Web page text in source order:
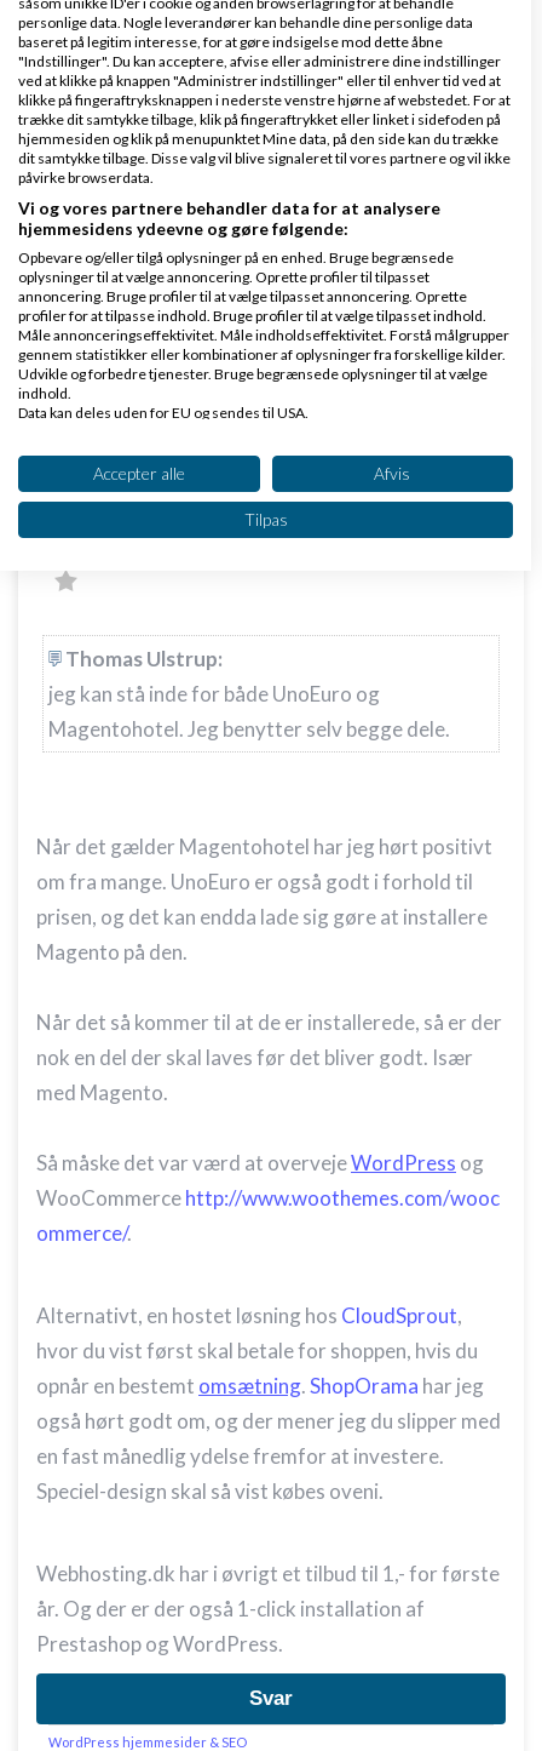
selve huset. Du skal have et hus/webhotel før du
kan putte dine møbler/hjemmeside ind.
Et webhotel hos eksempelvis UnoEuro (som
understøtter installation af PrestaShop med
bare ét klik) koster omkring 9,- om måneden.
TAK
Svar
Gita Street Skrevet kl. 19:33
Thomas Ulstrup:
jeg kan stå inde for både UnoEuro og
Magentohotel. Jeg benytter selv begge dele.
Når det gælder Magentohotel har jeg hørt positivt
om fra mange. UnoEuro er også godt i forhold til
prisen, og det kan endda lade sig gøre at installere
Magento på den.
Når det så kommer til at de er installerede, så er der
nok en del der skal laves før det bliver godt. Især
med Magento.
Så måske det var værd at overvejeWordPress og
WooCommercehttp://www.woothemes.com/wooc
ommerce/.
Alternativt, en hostet løsning hos CloudSprout,
hvor du vist først skal betale for shoppen, hvis du
opnår en bestemt omsætning.ShopOrama har jeg
også hørt godt om, og der mener jeg du slipper med
en fast månedlig ydelse fremfor at investere.
Speciel-design skal så vist købes oveni.
Webhosting.dk har i øvrigt et tilbud til 1,- for første
år. Og der er der også 1-click installation af
Prestashop og WordPress.
Svar
WordPress hjemmesider & SEO
personlige data. Nogle leverandører kan behandle dine personlige data
baseret på legitim interesse, for at gøre indsigelse mod dette åbne
"Indstillinger". Du kan acceptere, afvise eller administrere dine indstillinger
ved at klikke på knappen "Administrer indstillinger" eller til enhver tid ved at
klikke på fingeraftryksknappen i nederste venstre hjørne af webstedet. For at
trække dit samtykke tilbage, klik på fingeraftrykket eller linket i sidefoden på
hjemmesiden og klik på menupunktet Mine data, på den side kan du trække
dit samtykke tilbage. Disse valg vil blive signaleret til vores partnere og vil ikke
påvirke browserdata.
Vi og vores partnere behandler data for at analysere
hjemmesidens ydeevne og gøre følgende:
Opbevare og/eller tilgå oplysninger på en enhed. Bruge begrænsede
oplysninger til at vælge annoncering. Oprette profiler til tilpasset
annoncering. Bruge profiler til at vælge tilpasset annoncering. Oprette
profiler for at tilpasse indhold. Bruge profiler til at vælge tilpasset indhold.
Måle annonceringseffektivitet. Måle indholdseffektivitet. Forstå målgrupper
gennem statistikker eller kombinationer af oplysninger fra forskellige kilder.
Udvikle og forbedre tjenester. Bruge begrænsede oplysninger til at vælge
indhold.
Data kan deles uden for EU og sendes til USA.
Se partnerliste (2 IAB-leverandører)
Vi bruger dine data til følgende formål:
IAB's behandlingsformål:
Opbevare og/eller tilgå oplysninger på en
enhed
Bruge begrænsede oplysninger til at vælge
annoncering
Oprette profiler til tilpasset annoncering
Bruge profiler til at vælge tilpasset indhold
Måle annonceringseffektivitet
Forstå målgrupper gennem statistikker eller
kombinationer af oplysninger fra forskellige
kilder
Bruge begrænsede oplysninger til at vælge
indhold
IAB Special Features:
Identificere enheder baseret på aktivt
anmodede oplysninger
Ikke-IAB-behandlingsformål:
Nødvendig
Ydeevne
Annoncering / marketing
Accepter alle Afvis
Tilpas